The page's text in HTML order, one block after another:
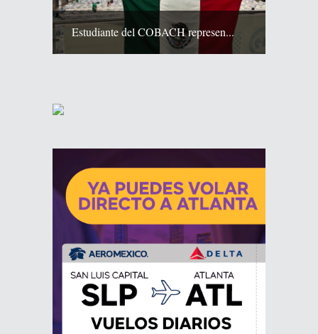
Estudiante del COBACH represen...